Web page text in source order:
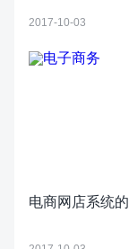
2017-10-03
电商网店系统